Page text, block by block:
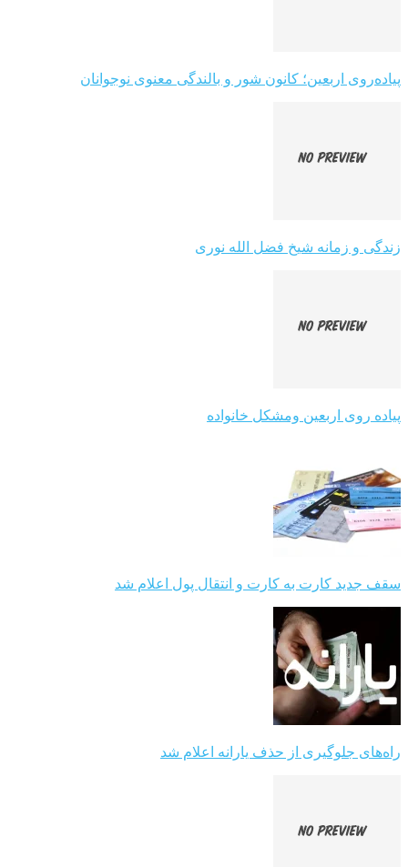
پیاده‌روی اربعین؛ کانون شور و بالندگی معنوی نوجوانان
زندگی و زمانه شیخ فضل الله نوری
پیاده روی اربعین ومشکل خانواده
سقف جدید کارت به کارت و انتقال پول اعلام شد
راه‌های جلوگیری از حذف یارانه اعلام شد